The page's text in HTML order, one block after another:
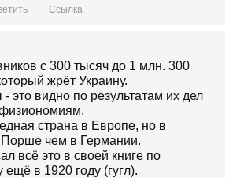
Ссылка
с 300 тысяч до 1 млн. 300
жрёт Украину.
это видно по результатам их дел
страна в Европе, но в
чем в Германии.
всё это в своей книге по
в 1920 году (гугл).